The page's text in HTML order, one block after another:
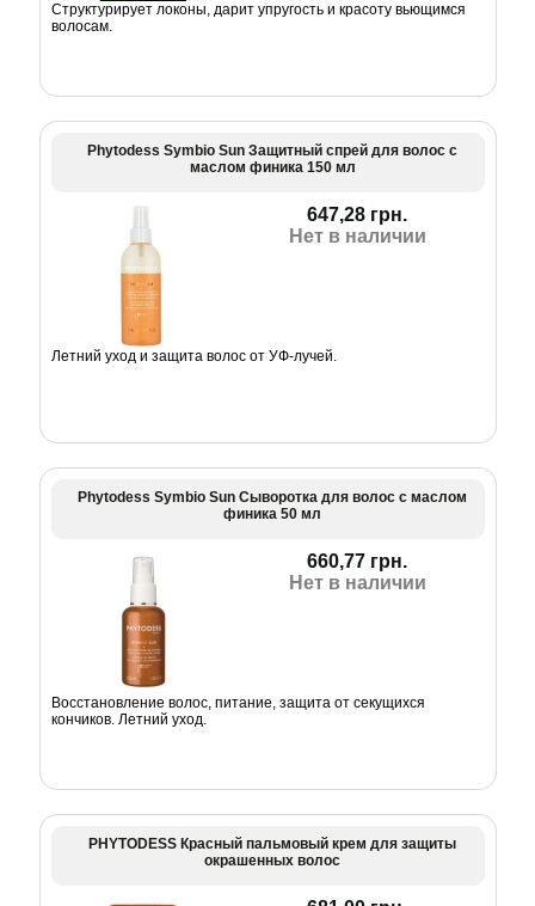
Структурирует локоны, дарит упругость и красоту вьющимся
волосам.
Phytodess Symbio Sun Защитный спрей для волос с
маслом финика 150 мл
647,28 грн.
Нет в наличии
Летний уход и защита волос от УФ-лучей.
Phytodess Symbio Sun Сыворотка для волос с маслом
финика 50 мл
660,77 грн.
Нет в наличии
Восстановление волос, питание, защита от секущихся
кончиков. Летний уход.
PHYTODESS Красный пальмовый крем для защиты
окрашенных волос